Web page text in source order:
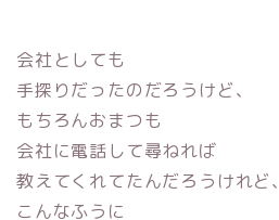
会社としても
手探りだったのだろうけど、
もちろんおまつも
会社に電話して尋ねれば
教えてくれてたんだろうけれど、
こんなふうに